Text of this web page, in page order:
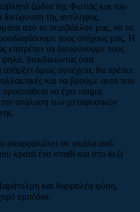
ζώδια της Φωτιάς και του
διεύρυνση της αντίληψης.
από το περιβάλλον μας, να τα
τους στόχους μας. Η
επιτρέπει να διευρύνουμε τους
ψηλά, διεκδικώντας όσα
υπάρξει όμως συνέχεια, θα πρέπει
και να βρούμε αυτό που
να έχει νόημα.
ανάλυση των μεταφυσικών
σκαρφαλώνει σε σκάλα από
κρατά ένα σπαθί και στο δεξί
και θαρραλέα φύση,
εμπόδιο.